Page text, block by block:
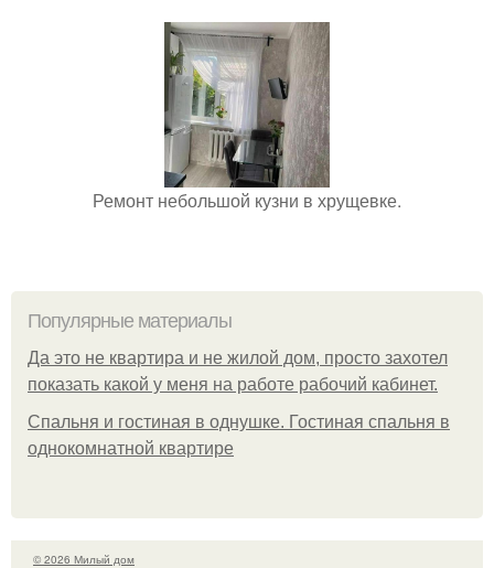
Ремонт небольшой кузни в хрущевке.
Популярные материалы
Да это не квартира и не жилой дом, просто захотел
показать какой у меня на работе рабочий кабинет.
Спальня и гостиная в однушке. Гостиная спальня в
однокомнатной квартире
© 2026 Милый дом